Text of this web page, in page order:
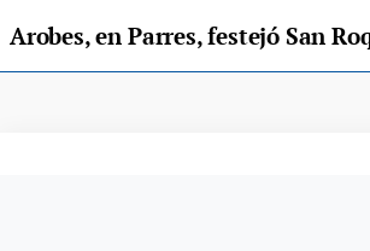
Arobes, en Parres, festejó San